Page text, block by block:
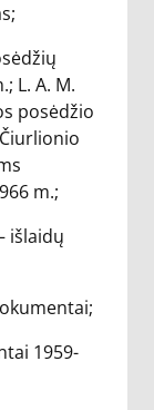
L. A. M.
posėdžio
m.;
išlaidų
1959-